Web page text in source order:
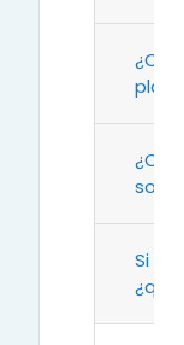
Si no
¿qué